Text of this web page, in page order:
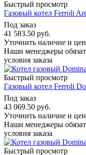
Быстрый просмотр
Газовый котел Ferroli
Под заказ
41 583.50 руб.
Уточнить наличие и
Наши менеджеры
условия заказа
Быстрый просмотр
Газовый котел Ferroli
Под заказ
43 069.50 руб.
Уточнить наличие и
Наши менеджеры
условия заказа
Быстрый просмотр